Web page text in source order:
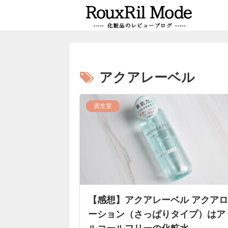
アクアレーベル
資生堂
【感想】アクアレーベル アクアロ
ーション（さっぱりタイプ）はア